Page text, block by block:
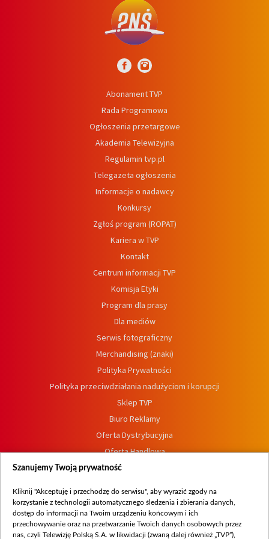
Abonament TVP
Rada Programowa
Ogłoszenia przetargowe
Akademia Telewizyjna
Regulamin tvp.pl
Telegazeta ogłoszenia
Informacje o nadawcy
Konkursy
Zgłoś program (ROPAT)
Kariera w TVP
Kontakt
Centrum informacji TVP
Komisja Etyki
Program dla prasy
Dla mediów
Serwis fotograficzny
Merchandising (znaki)
Polityka Prywatności
Polityka przeciwdziałania nadużyciom i korupcji
Sklep TVP
Biuro Reklamy
Oferta Dystrybucyjna
Oferta Handlowa
Dostępność
Procedura zgłoszeń wewnętrznych
Szanujemy Twoją prywatność
Kliknij "Akceptuję i przechodzę do serwisu", aby wyrazić zgody na
korzystanie z technologii automatycznego śledzenia i zbierania danych,
dostęp do informacji na Twoim urządzeniu końcowym i ich
przechowywanie oraz na przetwarzanie Twoich danych osobowych przez
nas, czyli Telewizję Polską S.A. w likwidacji (zwaną dalej również „TVP”),